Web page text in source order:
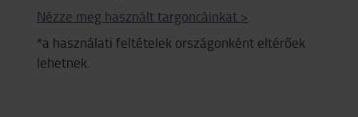
Nézze meg használt targoncáinkat >
*a használati feltételek országonként eltérőek
lehetnek.